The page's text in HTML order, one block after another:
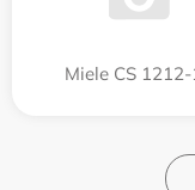
Miele CS 1212-